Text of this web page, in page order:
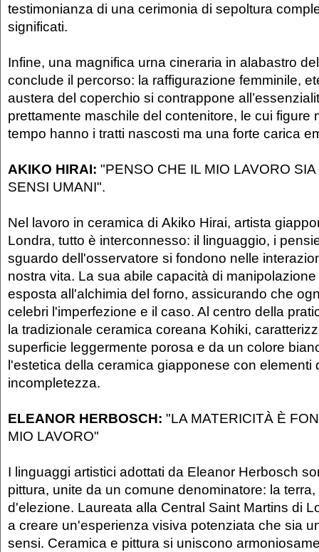
testimonianza di una cerimonia di sepoltura
significati.
Infine, una magnifica urna cineraria in alabastro
conclude il percorso: la raffigurazione femminile,
austera del coperchio si contrappone
prettamente maschile del contenitore, le cui figure
tempo hanno i tratti nascosti ma una forte carica
AKIKO HIRAI: "PENSO CHE IL MIO LAVORO
SENSI UMANI".
Nel lavoro in ceramica di Akiko Hirai, artista
Londra, tutto è interconnesso: il linguaggio, i
sguardo dell'osservatore si fondono nelle
nostra vita. La sua abile capacità di
esposta all'alchimia del forno, assicurando che
celebri l'imperfezione e il caso. Al centro della
la tradizionale ceramica coreana Kohiki,
superficie leggermente porosa e da un colore
l'estetica della ceramica giapponese con elementi
incompletezza.
ELEANOR HERBOSCH: "LA MATERICITÀ È
MIO LAVORO"
I linguaggi artistici adottati da Eleanor Herbosch
pittura, unite da un comune denominatore: la
d'elezione. Laureata alla Central Saint Martins di
a creare un'esperienza visiva potenziata che sia
sensi. Ceramica e pittura si uniscono